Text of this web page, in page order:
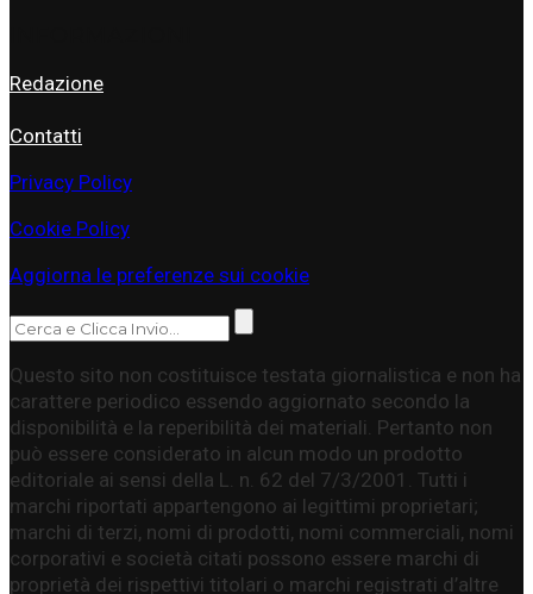
Redazione
Contatti
Privacy Policy
Cookie Policy
Aggiorna le preferenze sui cookie
Questo sito non costituisce testata giornalistica e non ha
carattere periodico essendo aggiornato secondo la
disponibilità e la reperibilità dei materiali. Pertanto non
può essere considerato in alcun modo un prodotto
editoriale ai sensi della L. n. 62 del 7/3/2001. Tutti i
marchi riportati appartengono ai legittimi proprietari;
marchi di terzi, nomi di prodotti, nomi commerciali, nomi
corporativi e società citati possono essere marchi di
proprietà dei rispettivi titolari o marchi registrati d’altre